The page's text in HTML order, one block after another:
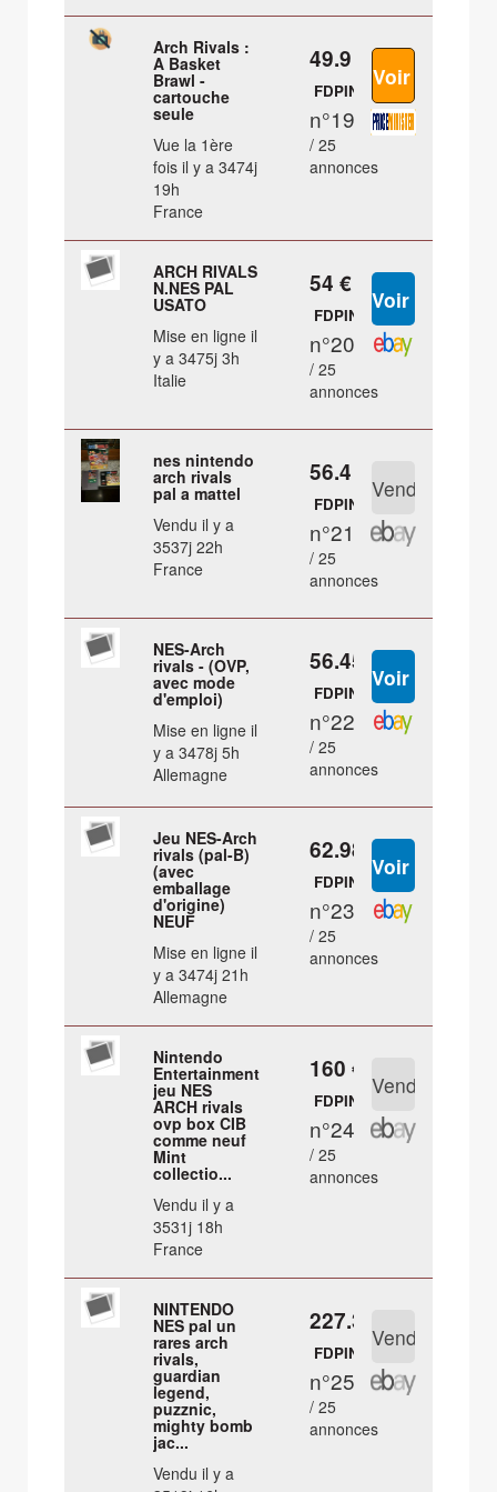
Arch Rivals :
A Basket
Brawl -
cartouche
seule
Vue la 1ère
fois il y a 3474j
19h
France
49.9 €
FDPIN
n°19
/ 25
annonces
ARCH RIVALS
N.NES PAL
USATO
Mise en ligne il
y a 3475j 3h
Italie
54 €
FDPIN
n°20
/ 25
annonces
nes nintendo
arch rivals
pal a mattel
Vendu il y a
3537j 22h
France
56.4 €
FDPIN
n°21
/ 25
annonces
NES-Arch
rivals - (OVP,
avec mode
d'emploi)
Mise en ligne il
y a 3478j 5h
Allemagne
56.45 €
FDPIN
n°22
/ 25
annonces
Jeu NES-Arch
rivals (pal-B)
(avec
emballage
d'origine)
NEUF
Mise en ligne il
y a 3474j 21h
Allemagne
62.98 €
FDPIN
n°23
/ 25
annonces
Nintendo
Entertainment
jeu NES
ARCH rivals
ovp box CIB
comme neuf
Mint
collectio...
Vendu il y a
3531j 18h
France
160 €
FDPIN
n°24
/ 25
annonces
NINTENDO
NES pal un
rares arch
rivals,
guardian
legend,
puzznic,
mighty bomb
jac...
Vendu il y a
227.39 €
FDPIN
n°25
/ 25
annonces